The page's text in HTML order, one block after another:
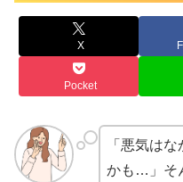
X
Pocket
「悪気は
かも…」そ